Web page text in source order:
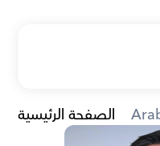
الصفحة الرئيسية